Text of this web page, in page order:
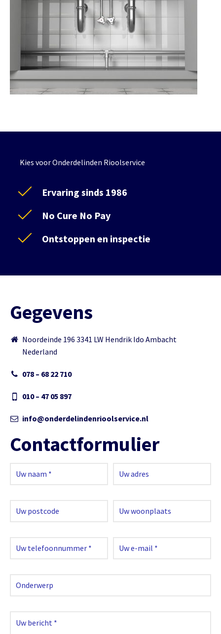
Kies voor Onderdelinden Rioolservice
Ervaring sinds 1986
No Cure No Pay
Ontstoppen en inspectie
Gegevens
Noordeinde 196 3341 LW Hendrik Ido Ambacht
Nederland
078 – 68 22 710
010 – 47 05 897
info@onderdelindenrioolservice.nl
Contactformulier